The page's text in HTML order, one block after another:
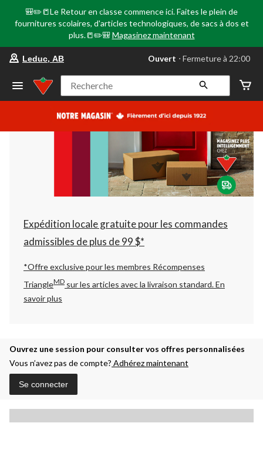
🎒✏️📒Le Retour en classe commence ici. Faites le plein de
fournitures scolaires, d'articles technologiques, de sacs à dos et
plus.📒✏️🎒 Magasinez maintenant
votre
préféré
Leduc,
AB,
courament
Fermeture
à
22:00
cliquer
pour
changer
Leduc, AB Ouvert ⋅ Fermeture à 22:00
Recherche
Expédition locale gratuite pour les commandes
admissibles de plus de 99 $*
*Offre exclusive pour les membres Récompenses
TriangleMD sur les articles avec la livraison standard.En
savoir plus
Ouvrez une session pour consulter vos offres personnalisées
Vous n’avez pas de compte? Adhérez maintenant
Se connecter